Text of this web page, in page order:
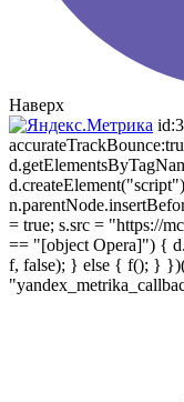
Наверх
= true; s.src = "https://
== "[object Opera]") {
f, false); } else { f(); }